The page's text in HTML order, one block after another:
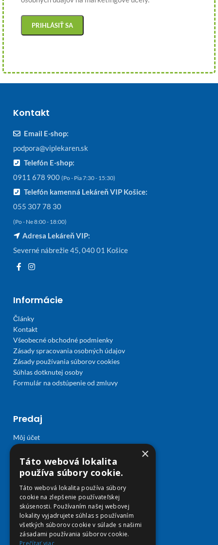
Kontakt
Email E-shop:
podpora@viplekaren.sk
Telefón E-shop:
0911 678 900 (Po - Pia 7:30 - 15:30)
Telefón kamenná Lekáreň VIP Košice:
055 307 78 30
(Po - Ne 8:00 - 18:00)
Adresa Lekáreň VIP:
Severné nábrežie 45, 040 01 Košice
Informácie
Články
Kontakt
Všeobecné obchodné podmienky
Zásady spracovania osobných údajov
Zásady používania súborov cookies
Súhlas dotknutej osoby
Formulár na odstúpenie od zmluvy
Predaj
Môj účet
Obľúbené
Košík
Doprava a platba
×
Táto webová lokalita
používa súbory cookie.
Táto webová lokalita používa súbory
cookie na zlepšenie používateľskej
skúsenosti. Používaním našej webovej
lokality vyjadrujete súhlas s používaním
všetkých súborov cookie v súlade s našimi
zásadami používania súborov cookie.
Prečítať viac